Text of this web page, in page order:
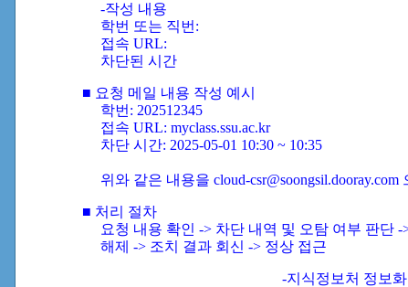
-작성 내용
학번 또는 직번:
접속 URL:
차단된 시간
■ 요청 메일 내용 작성 예시
학번: 202512345
접속 URL: myclass.ssu.ac.kr
차단 시간: 2025-05-01 10:30 ~ 10:35
위와 같은 내용을 cloud-
■ 처리 절차
요청 내용 확인 -> 차단 내역 및 오탐 여부 판단
해제 -> 조치 결과 회신 -> 정상 접근
-지식정보처 정보